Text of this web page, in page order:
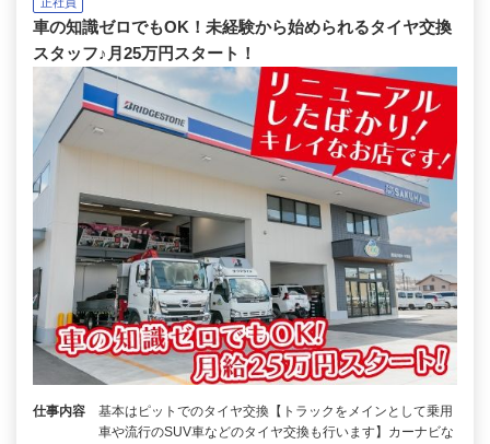
車の知識ゼロでもOK！未経験から始められるタイヤ交換
スタッフ♪月25万円スタート！
仕事内容
基本はピットでのタイヤ交換【トラックをメインとして乗用
車や流行のSUV車などのタイヤ交換も行います】カーナビな